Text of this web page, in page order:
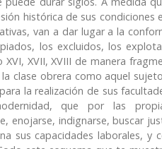
histórica de sus condiciones
van a dar lugar a la
los excluidos, los
XVII, XVIII de manera
clase obrera como aquel
la realización de sus
que por las
enojarse, indignarse, buscar
sus capacidades laborales, y